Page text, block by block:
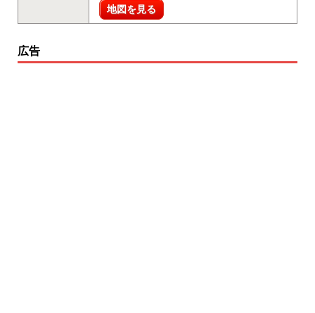
地図を見る
広告